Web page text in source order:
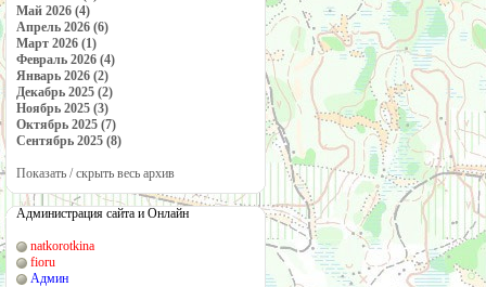
Май 2026 (4)
Апрель 2026 (6)
Март 2026 (1)
Февраль 2026 (4)
Январь 2026 (2)
Декабрь 2025 (2)
Ноябрь 2025 (3)
Октябрь 2025 (7)
Сентябрь 2025 (8)
Показать / скрыть весь архив
Администрация сайта и Онлайн
natkorotkina
fioru
Админ